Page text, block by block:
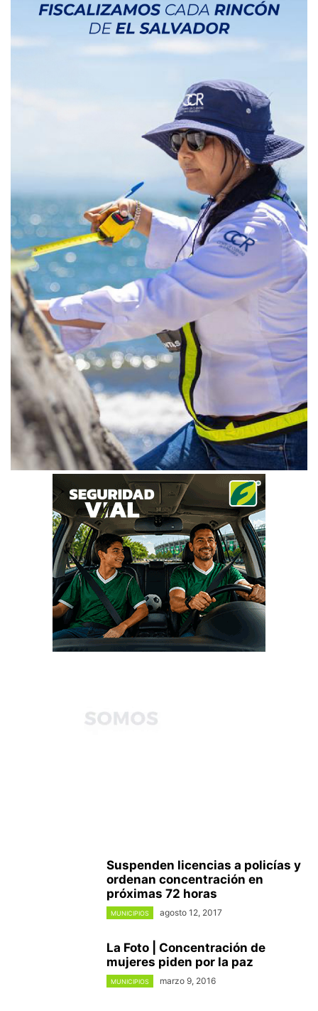
Suspenden licencias a policías y
ordenan concentración en
próximas 72 horas
MUNICIPIOS agosto 12, 2017
La Foto | Concentración de
mujeres piden por la paz
MUNICIPIOS marzo 9, 2016